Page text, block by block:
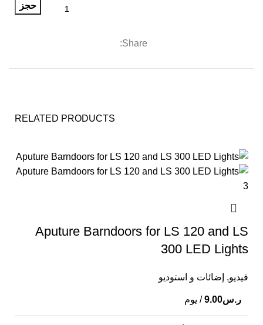
حجز
Share:
RELATED PRODUCTS
Aputure Barndoors for LS 120 and LS
300 LED Lights
فيديو, إضائات و استوديو
ر.س9.00/ يوم